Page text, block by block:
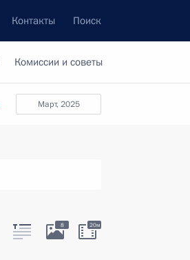
Контакты Поиск
Комиссии и советы
март, 2025
8 20м